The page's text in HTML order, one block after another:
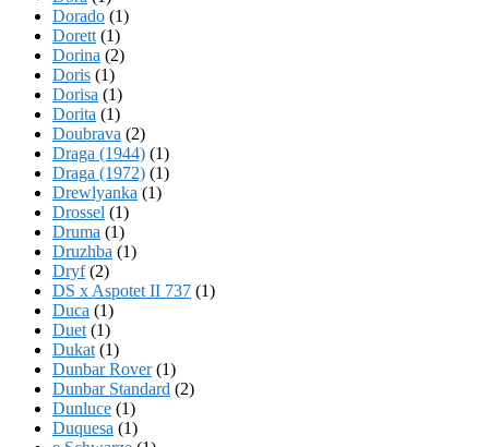
Dorado (1)
Dorett (1)
Dorina (2)
Doris (1)
Dorisa (1)
Dorita (1)
Doubrava (2)
Draga (1944) (1)
Draga (1972) (1)
Drewlyanka (1)
Drossel (1)
Druma (1)
Druzhba (1)
Dryf(2)
DS x Aspotet II 737 (1)
Duca (1)
Duet (1)
Dukat (1)
Dunbar Rover(1)
Dunbar Standard (2)
Dunluce (1)
Duquesa (1)